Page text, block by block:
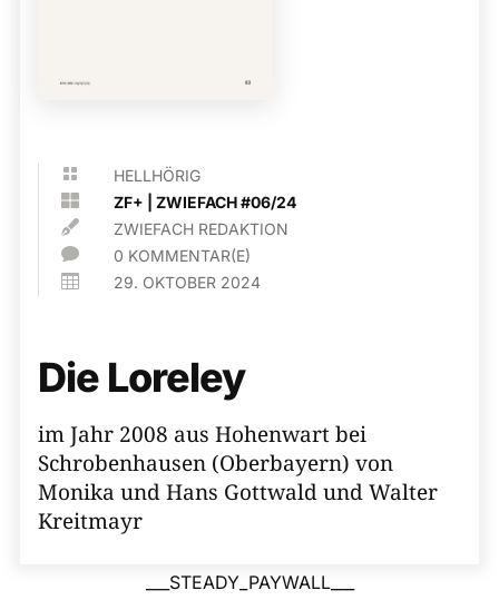
 HELLHÖRIG
 ZF+ |ZWIEFACH #06/24
 ZWIEFACH REDAKTION
 0 KOMMENTAR(E)
 29. OKTOBER 2024
Die Loreley
im Jahr 2008 aus Hohenwart bei
Schrobenhausen (Oberbayern) von
Monika und Hans Gottwald und Walter
Kreitmayr
___STEADY_PAYWALL___